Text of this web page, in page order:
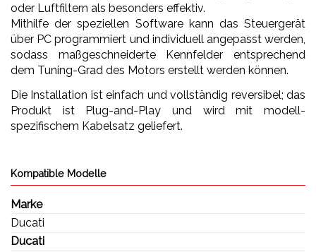
oder Luftfiltern als besonders effektiv.
Mithilfe der speziellen Software kann das Steuergerät
über PC programmiert und individuell angepasst werden,
sodass maßgeschneiderte Kennfelder entsprechend
dem Tuning-Grad des Motors erstellt werden können.
Die Installation ist einfach und vollständig reversibel; das
Produkt ist Plug-and-Play und wird mit modell-
spezifischem Kabelsatz geliefert.
Kompatible Modelle
Marke
Ducati
Ducati